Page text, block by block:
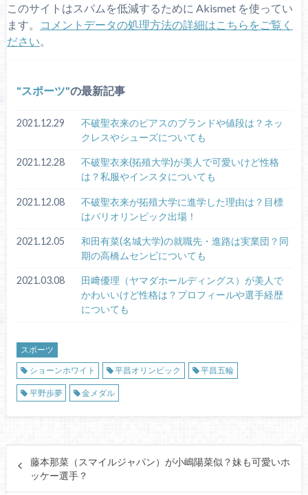
このサイトはスパムを低減するために Akismet を使ってい
ます。
コメントデータの処理方法の詳細はこちらをご覧く
ださい。
スポーツ の最新記事
2021.12.29
不破聖衣来のピアスのブランドや値段は？ネッ
クレスやシューズについても
2021.12.28
不破聖衣来(拓殖大学)が美人で可愛いけど性格
は？私服やインスタについても
2021.12.08
不破聖衣来が拓殖大学に進学した理由は？目標
はパリオリンピック出場！
2021.12.05
和田有菜(名城大学)の就職先・進路は実業団？同
期の高橋ムセンビについても
2021.03.08
田﨑優理（ヤマダホールディングス）が美人で
かわいいけど性格は？プロフィールや選手経歴
についても
スポーツ
ショーンホワイト
平昌オリンピック 平昌五輪
平野歩夢 金メダル
藤本那菜（スマイルジャパン）が小嶋陽菜似？妹も可愛いホ
ッケー選手？